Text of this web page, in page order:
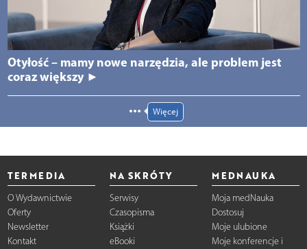
Otyłość – mamy nowe narzędzia, ale problem jest
coraz większy ►
Więcej
TERMEDIA
O Wydawnictwie
Oferty
Newsletter
Kontakt
NA SKRÓTY
Serwisy
Czasopisma
Książki
eBooki
MEDNAUKA
Moja medNauka
Dostosuj
Moje ulubione
Moje konferencje i